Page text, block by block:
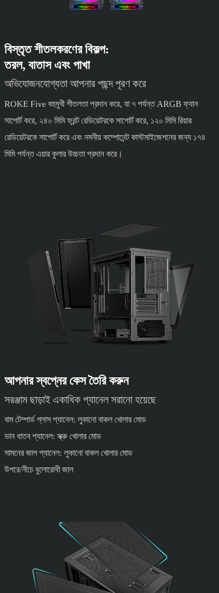
বিস্তৃত শীতলকরণের বিকল্প:
তরল, বাতাস এবং পাখা
অভিযোজনযোগ্যতা আপনার পছন্দ পূরণ করে
ROKE Five বহুমুখী শীতলতা প্রদান করে, যা ৭ পর্যন্ত ARGB ফ্যান
সাপোর্ট করে, ২৪০ মিমি ফ্রন্ট রেডিয়েটরকে সাপোর্ট করে, ১২০ মিমি রিয়ার
রেডিয়েটরকে সাপোর্ট করে এবং নমনীয় কম্পোনেন্ট কাস্টমাইজেশনের জন্য ১৭৪
মিমি পর্যন্ত এয়ার কুলার উচ্চতা প্রদান করে।
আপনার স্বপ্নের কেস তৈরি করুন
সরঞ্জাম ছাড়াই একাধিক প্যানেল সরানো হয়েছে
বাম টেম্পার্ড গ্লাস প্যানেল: লুকানো বাকল খোলার মোড
ডান ধাতব প্যানেল: স্ক্রু খোলার মোড
সামনের জাল প্যানেল: লুকানো বাকল খোলার মোড
উপরে/নীচে ধুলোরোধী জাল